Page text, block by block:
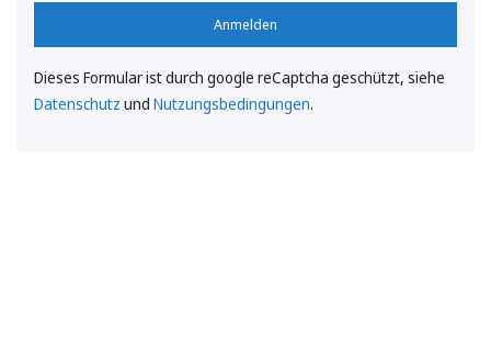
Anmelden
Dieses Formular ist durch google reCaptcha geschützt, siehe
Datenschutz und Nutzungsbedingungen.